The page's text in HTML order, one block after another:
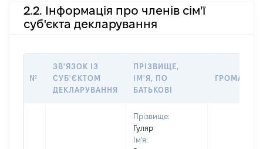
2.2. Інформація про членів сім'ї
суб'єкта декларування
№
ЗВ'ЯЗОК ІЗ
СУБ'ЄКТОМ
ДЕКЛАРУВАННЯ
ПРІЗВИЩЕ,
ІМ'Я, ПО
БАТЬКОВІ
Прізвище:
Гуляр
Ім'я: